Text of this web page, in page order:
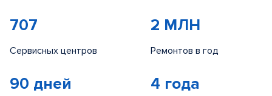
707
Сервисных центров
2 МЛН
Ремонтов в год
90 дней 4 года